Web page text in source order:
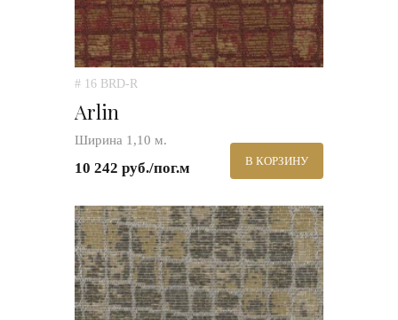
# 16 BRD-R
Arlin
Ширина 1,10 м.
10 242 руб./пог.м В КОРЗИНУ